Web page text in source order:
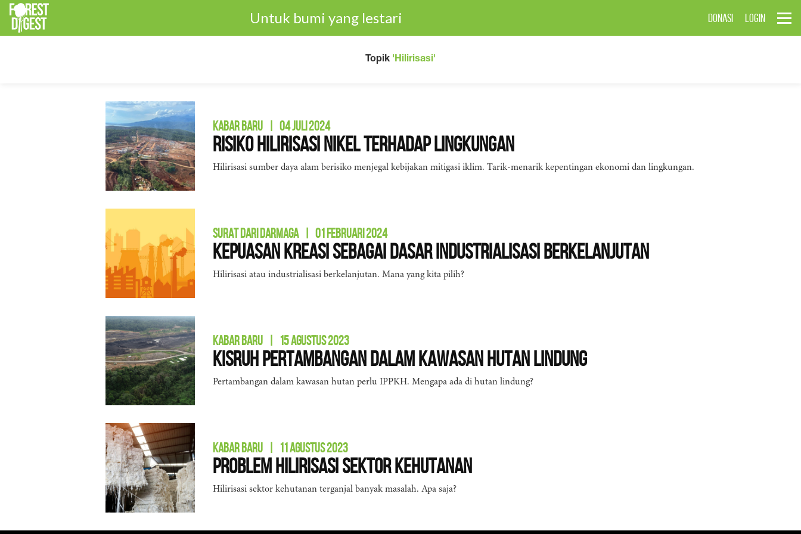
Untuk bumi yang lestari DONASI LOGIN
Topik 'Hilirisasi'
KABAR BARU 04 JULI 2024
Risiko Hilirisasi Nikel Terhadap Lingkungan
Hilirisasi sumber daya alam berisiko menjegal kebijakan mitigasi iklim. Tarik-menarik kepentingan ekonomi dan lingkungan.
SURAT DARI DARMAGA 01 FEBRUARI 2024
Kepuasan Kreasi sebagai Dasar Industrialisasi Berkelanjutan
Hilirisasi atau industrialisasi berkelanjutan. Mana yang kita pilih?
KABAR BARU 15 AGUSTUS 2023
Kisruh Pertambangan dalam Kawasan Hutan Lindung
Pertambangan dalam kawasan hutan perlu IPPKH. Mengapa ada di hutan lindung?
KABAR BARU 11 AGUSTUS 2023
Problem Hilirisasi Sektor Kehutanan
Hilirisasi sektor kehutanan terganjal banyak masalah. Apa saja?